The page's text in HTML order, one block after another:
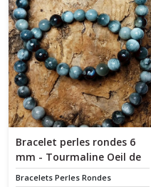
Bracelet perles rondes 6
mm - Tourmaline Oeil de
chat
Bracelets Perles Rondes